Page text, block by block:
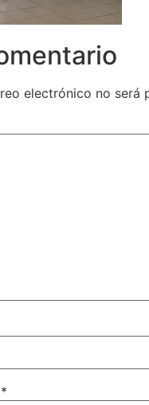
electrónico no será
*